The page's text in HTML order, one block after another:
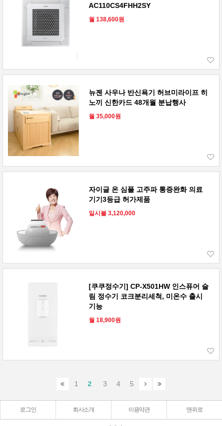
AC110CS4FHH2SY
월 138,600원
뉴젠 사우나 반신욕기 허브미라이프 히
노끼 신한카드 48개월 분납행사
월 35,000원
자이글 온 심플 고주파 통증완화 의료
기기3등급 허가제품
일시불 3,120,000
[쿠쿠정수기] CP-X501HW 인스퓨어 슬
림 정수기 코크분리세척, 미온수 출시
기능
월 18,900원
1 2 3 4 5
로그인 회사소개 이용약관 맨위로